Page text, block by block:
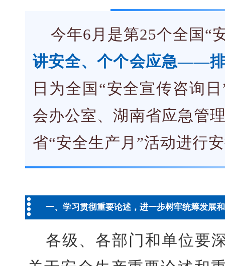
今年6月是第25个全国“
讲安全、个个会应急——
日为全国“安全宣传咨询
会办公室、湖南省应急管
省“安全生产月”活动进行
一、学习贯彻重要论述，进一步树牢统筹发展
各级、各部门和单位要